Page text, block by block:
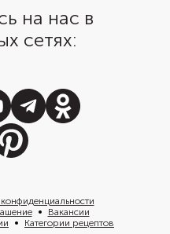
на нас в
сетях:
Вакансии
Категории рецептов